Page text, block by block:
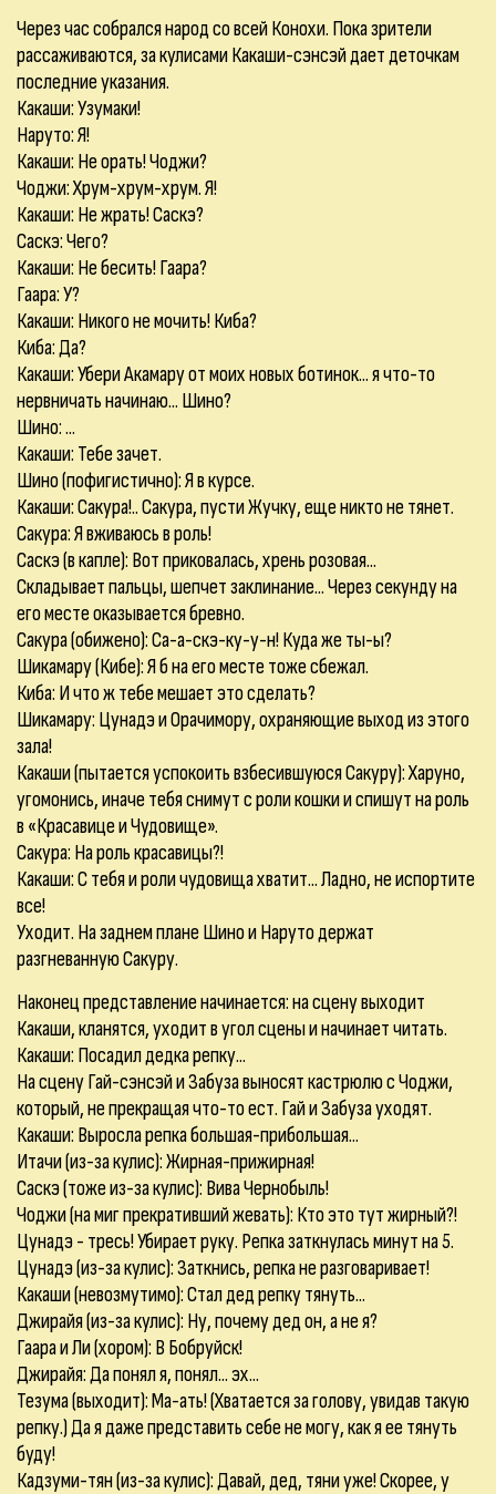
Через час собрался народ со всей Конохи. Пока зрители
рассаживаются, за кулисами Какаши-сэнсэй дает деточкам
последние указания.
Какаши: Узумаки!
Наруто: Я!
Какаши: Не орать! Чоджи?
Чоджи: Хрум-хрум-хрум. Я!
Какаши: Не жрать! Саскэ?
Саскэ: Чего?
Какаши: Не бесить! Гаара?
Гаара: У?
Какаши: Никого не мочить! Киба?
Киба: Да?
Какаши: Убери Акамару от моих новых ботинок... я что-то
нервничать начинаю... Шино?
Шино: ...
Какаши: Тебе зачет.
Шино (пофигистично): Я в курсе.
Какаши: Сакура!.. Сакура, пусти Жучку, еще никто не тянет.
Сакура: Я вживаюсь в роль!
Саскэ (в капле): Вот приковалась, хрень розовая...
Складывает пальцы, шепчет заклинание... Через секунду на
его месте оказывается бревно.
Сакура (обижено): Са-а-скэ-ку-у-н! Куда же ты-ы?
Шикамару (Кибе): Я б на его месте тоже сбежал.
Киба: И что ж тебе мешает это сделать?
Шикамару: Цунадэ и Орачимору, охраняющие выход из этого
зала!
Какаши (пытается успокоить взбесившуюся Сакуру): Харуно,
угомонись, иначе тебя снимут с роли кошки и спишут на роль
в «Красавице и Чудовище».
Сакура: На роль красавицы?!
Какаши: С тебя и роли чудовища хватит... Ладно, не испортите
все!
Уходит. На заднем плане Шино и Наруто держат
разгневанную Сакуру.
Наконец представление начинается: на сцену выходит
Какаши, кланятся, уходит в угол сцены и начинает читать.
Какаши: Посадил дедка репку...
На сцену Гай-сэнсэй и Забуза выносят кастрюлю с Чоджи,
который, не прекращая что-то ест. Гай и Забуза уходят.
Какаши: Выросла репка большая-прибольшая...
Итачи (из-за кулис): Жирная-прижирная!
Саскэ (тоже из-за кулис): Вива Чернобыль!
Чоджи (на миг прекративший жевать): Кто это тут жирный?!
Цунадэ - тресь! Убирает руку. Репка заткнулась минут на 5.
Цунадэ (из-за кулис): Заткнись, репка не разговаривает!
Какаши (невозмутимо): Стал дед репку тянуть...
Джирайя (из-за кулис): Ну, почему дед он, а не я?
Гаара и Ли (хором): В Бобруйск!
Джирайя: Да понял я, понял... эх...
Тезума (выходит): Ма-ать! (Хватается за голову, увидав такую
репку.) Да я даже представить себе не могу, как я ее тянуть
буду!
Кадзуми-тян (из-за кулис): Давай, дед, тяни уже! Скорее, у